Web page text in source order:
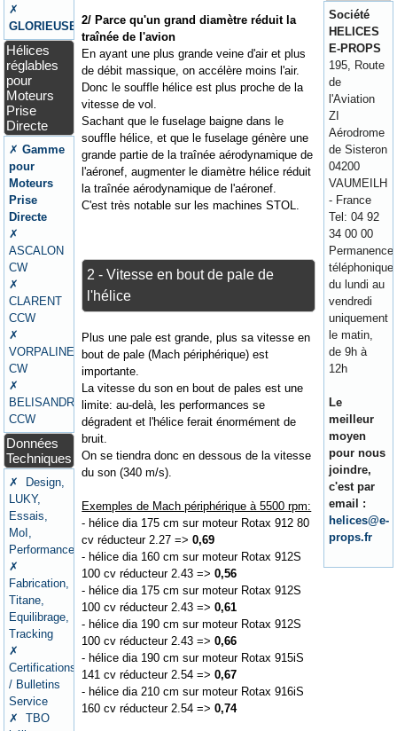
✗
GLORIEUSE
Hélices
réglables
pour
Moteurs
Prise
Directe
✗Gamme
pour
Moteurs
Prise
Directe
✗
ASCALON
CW
✗
CLARENT
CCW
✗
VORPALINE
CW
✗
BELISANDRE
CCW
Données
Techniques
✗ Design,
LUKY,
Essais,
MoI,
Performances
✗
Fabrication,
Titane,
Equilibrage,
Tracking
✗
Certifications
/ Bulletins
Service
✗ TBO
2/ Parce qu'un grand diamètre réduit la
traînée de l'avion
En ayant une plus grande veine d'air et plus
de débit massique, on accélère moins l'air.
Donc le souffle hélice est plus proche de la
vitesse de vol.
Sachant que le fuselage baigne dans le
souffle hélice, et que le fuselage génère une
grande partie de la traînée aérodynamique de
l'aéronef, augmenter le diamètre hélice réduit
la traînée aérodynamique de l'aéronef.
C'est très notable sur les machines STOL.
2 - Vitesse en bout de pale de
l'hélice
Plus une pale est grande, plus sa vitesse en
bout de pale (Mach périphérique) est
importante.
La vitesse du son en bout de pales est une
limite: au-delà, les performances se
dégradent et l'hélice ferait énormément de
bruit.
On se tiendra donc en dessous de la vitesse
du son (340 m/s).
Exemples de Mach périphérique à 5500 rpm:
- hélice dia 175 cm sur moteur Rotax 912 80
cv réducteur 2.27 =>0,69
- hélice dia 160 cm sur moteur Rotax 912S
100 cv réducteur 2.43 =>0,56
- hélice dia 175 cm sur moteur Rotax 912S
100 cv réducteur 2.43 =>0,61
- hélice dia 190 cm sur moteur Rotax 912S
100 cv réducteur 2.43 =>0,66
- hélice dia 190 cm sur moteur Rotax 915iS
141 cv réducteur 2.54 =>0,67
- hélice dia 210 cm sur moteur Rotax 916iS
160 cv réducteur 2.54 =>0,74
Société
HELICES
E-PROPS
195, Route
de
l'Aviation
ZI
Aérodrome
de Sisteron
04200
VAUMEILH
- France
Tel: 04 92
34 00 00
Permanence
téléphonique
du lundi au
vendredi
uniquement
le matin,
de 9h à
12h
Le
meilleur
moyen
pour nous
joindre,
c'est par
email :
helices@e-
props.fr